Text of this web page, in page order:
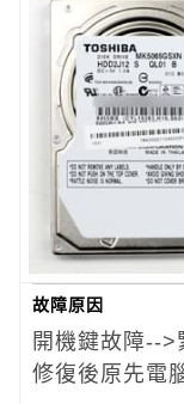
故障原因
開機鍵故障--
修復後原先電